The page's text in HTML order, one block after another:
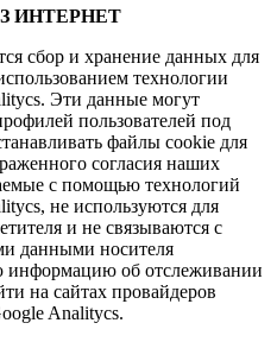
ИНТЕРНЕТ
сбор и хранение данных для
технологии
Эти данные могут
пользователей под
файлы cookie для
согласия наших
с помощью технологий
не используются для
и не связываются с
данными носителя
информацию об отслеживании
на сайтах провайдеров
Analitycs.